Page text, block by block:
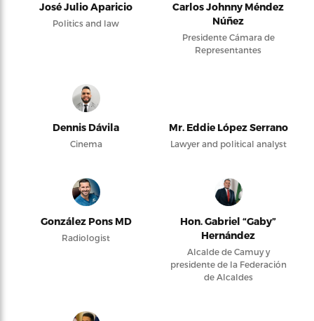
José Julio Aparicio
Politics and law
Carlos Johnny Méndez
Núñez
Presidente Cámara de
Representantes
Dennis Dávila
Cinema
Mr. Eddie López Serrano
Lawyer and political analyst
González Pons MD
Radiologist
Hon. Gabriel “Gaby”
Hernández
Alcalde de Camuy y
presidente de la Federación
de Alcaldes